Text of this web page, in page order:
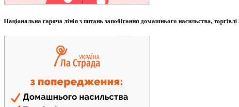
Національна гаряча лінія з питань запобігання домашнього насильства,